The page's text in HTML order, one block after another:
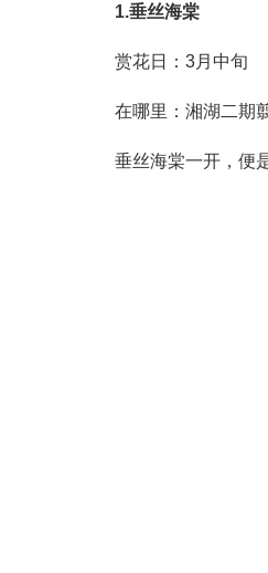
1.垂丝海棠
赏花日：3月中旬
在哪里：湘湖二期
垂丝海棠一开，便